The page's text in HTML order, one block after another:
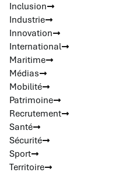
Inclusion
Industrie
Innovation
International
Maritime
Médias
Mobilité
Patrimoine
Recrutement
Santé
Sécurité
Sport
Territoire